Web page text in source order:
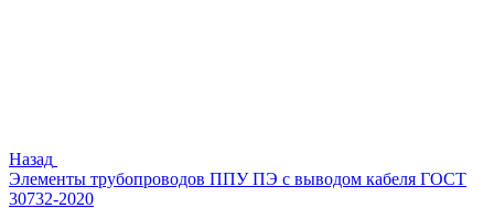
Назад
Элементы трубопроводов ППУ ПЭ с выводом кабеля ГОСТ
30732-2020